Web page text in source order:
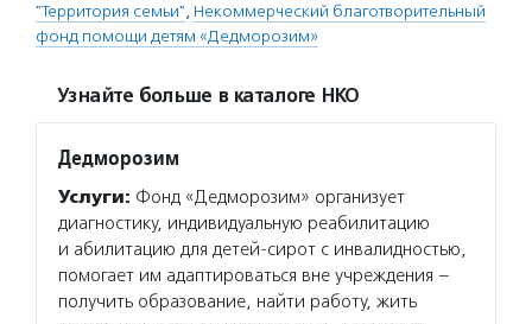
"Территория семьи", Некоммерческий благотворительный
фонд помощи детям «Дедморозим»
Узнайте больше в каталоге НКО
Дедморозим
Услуги: Фонд «Дедморозим» организует
диагностику, индивидуальную реабилитацию
и абилитацию для детей-сирот с инвалидностью,
помогает им адаптироваться вне учреждения –
получить образование, найти работу, жить